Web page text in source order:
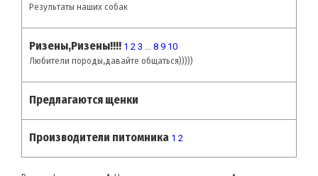
Результаты наших собак
Ризены,Ризены!!!! 1 2 3 8 9 10
Любители породы,давайте общаться)))))
Предлагаются щенки
Производители питомника 1 2